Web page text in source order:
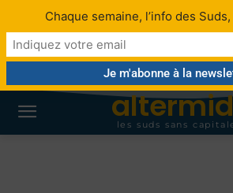
les suds sans
Chaque semaine, l’info des